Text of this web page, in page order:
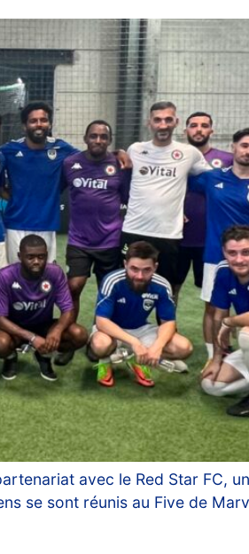
avec le Red Star FC,
se sont réunis au Five de